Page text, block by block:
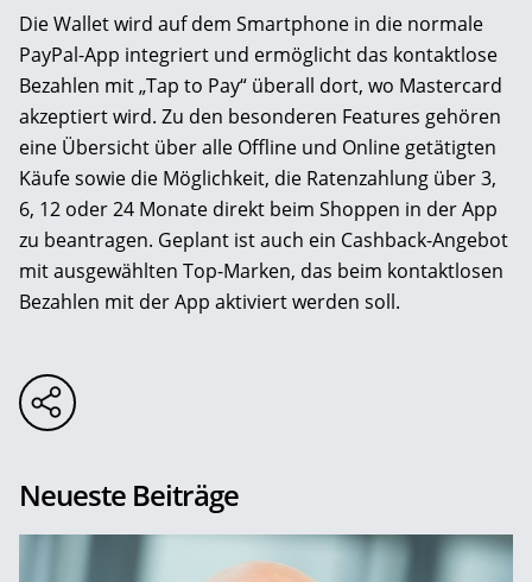
Die Wallet wird auf dem Smartphone in die normale
PayPal-App integriert und ermöglicht das kontaktlose
Bezahlen mit „Tap to Pay“ überall dort, wo Mastercard
akzeptiert wird. Zu den besonderen Features gehören
eine Übersicht über alle Offline und Online getätigten
Käufe sowie die Möglichkeit, die Ratenzahlung über 3,
6, 12 oder 24 Monate direkt beim Shoppen in der App
zu beantragen. Geplant ist auch ein Cashback-Angebot
mit ausgewählten Top-Marken, das beim kontaktlosen
Bezahlen mit der App aktiviert werden soll.
Neueste Beiträge